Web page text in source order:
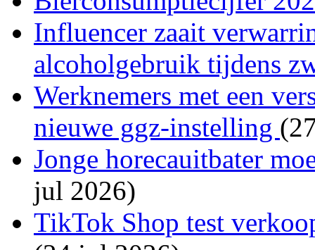
Influencer zaait
alcoholgebruik tijdens
Werknemers met een
nieuwe ggz-instelling
Jonge horecauitbater
jul 2026)
TikTok Shop test